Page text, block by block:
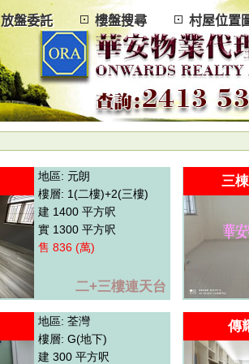
放盤委託 樓盤搜尋 村屋位
地區: 元朗
樓層: 1(二樓)+2(三樓)
建 1400 平方呎
實 1300 平方呎
售 836 (萬)
二+三樓連天台
三
地區: 荃灣
樓層: G(地下)
建 300 平方呎
傳